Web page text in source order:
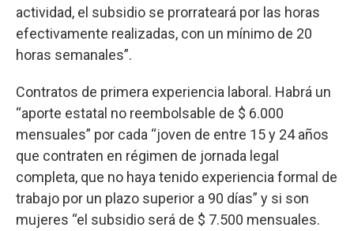
actividad, el subsidio se prorrateará por las horas
efectivamente realizadas, con un mínimo de 20
horas semanales”.
Contratos de primera experiencia laboral. Habrá un
“aporte estatal no reembolsable de $ 6.000
mensuales” por cada “joven de entre 15 y 24 años
que contraten en régimen de jornada legal
completa, que no haya tenido experiencia formal de
trabajo por un plazo superior a 90 días” y si son
mujeres “el subsidio será de $ 7.500 mensuales.